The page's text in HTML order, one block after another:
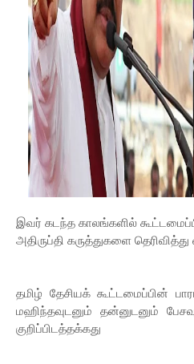
இவர் கடந்த காலங்களில்
அதிருப்தி கருத்துகளை
தமிழ் தேசியக் கூட்டமைப்பின்
மஹிந்தவுடனும் தன்னுடனும்
குறிப்பிடத்தக்கது